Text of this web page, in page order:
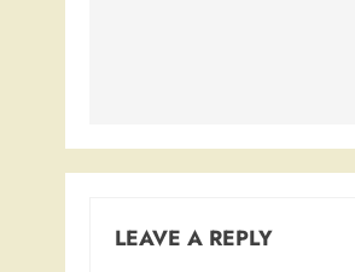
LEAVE A REPLY